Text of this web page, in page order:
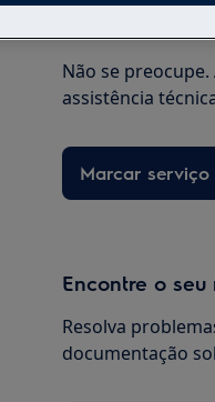
Não se
assistência
Marcar serviço
Encontre o
Resolva
documentação